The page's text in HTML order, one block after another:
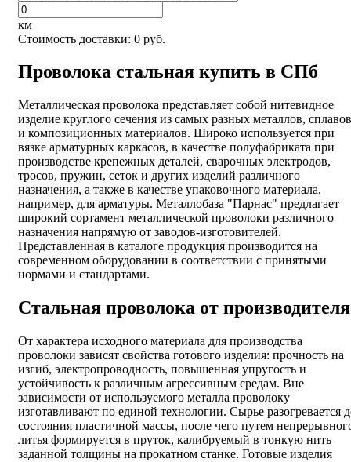
км
Стоимость доставки: 0 руб.
Проволока стальная купить в СПб
Металлическая проволока представляет собой нитевидное
изделие круглого сечения из самых разных металлов, сплавов
и композиционных материалов. Широко используется при
вязке арматурных каркасов, в качестве полуфабриката при
производстве крепежных деталей, сварочных электродов,
тросов, пружин, сеток и других изделий различного
назначения, а также в качестве упаковочного материала,
например, для арматуры. Металлобаза "Парнас" предлагает
широкий сортамент металлической проволоки различного
назначения напрямую от заводов-изготовителей.
Представленная в каталоге продукция производится на
современном оборудовании в соответствии с принятыми
нормами и стандартами.
Стальная проволока от производителя
От характера исходного материала для производства
проволоки зависят свойства готового изделия: прочность на
изгиб, электропроводность, повышенная упругость и
устойчивость к различным агрессивным средам. Вне
зависимости от используемого металла проволоку
изготавливают по единой технологии. Сырье разогревается
состояния пластичной массы, после чего путем
литья формируется в пруток, калибруемый в тонкую нить
заданной толщины на прокатном станке. Готовые изделия